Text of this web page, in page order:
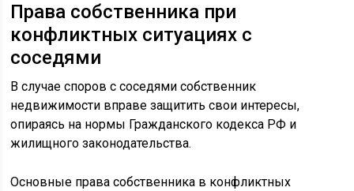
Права собственника при
конфликтных ситуациях с
соседями
В случае споров с соседями собственник
недвижимости вправе защитить свои интересы,
опираясь на нормы Гражданского кодекса РФ и
жилищного законодательства.
Основные права собственника в конфликтных